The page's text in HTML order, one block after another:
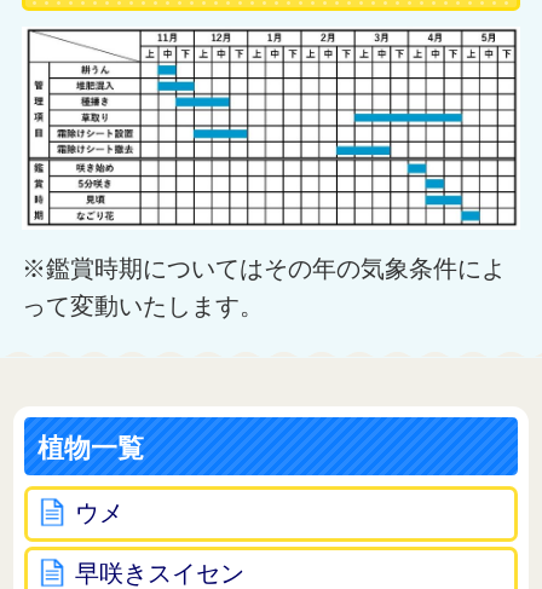
※鑑賞時期についてはその年の気象条件によ
って変動いたします。
植物一覧
ウメ
早咲きスイセン